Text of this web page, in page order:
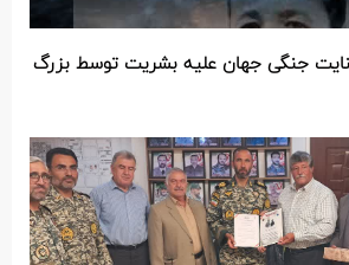
جنگی جهان علیه بشریت توسط بزرگ